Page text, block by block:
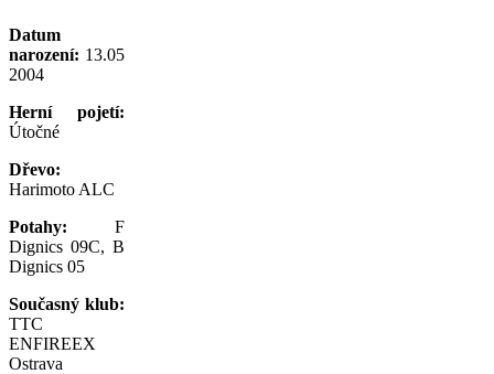
Datum
narození: 13.05
2004
Herní pojetí:
Útočné
Dřevo:
Harimoto ALC
Potahy: F
Dignics 09C, B
Dignics 05
Současný klub:
TTC
ENFIREEX
Ostrava